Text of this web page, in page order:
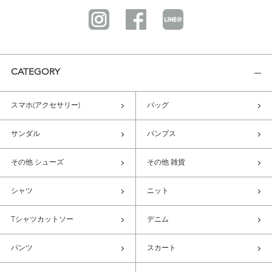
CATEGORY
スマホ(アクセサリー) バッグ
サンダル パンプス
その他 シューズ その他 雑貨
シャツ ニット
Tシャツカットソー デニム
パンツ スカート